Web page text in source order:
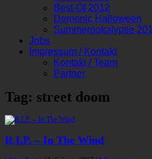
Best-Of 2012
Demonic Halloween
Summerpokalypse
Jobs
Impressum / Kontakt
Kontakt / Team
Partner
Tag: street doom
R.I.P. – In The Wind